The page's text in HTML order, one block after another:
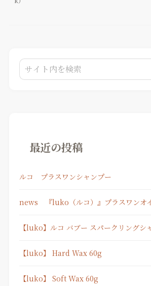
最近の投稿
ルコ プラスワンシャンプー
news 『luko（ルコ）』プラスワンオ
【luko】ルコ バブー スパークリングシ
【luko】 Hard Wax 60g
【luko】 Soft Wax 60g